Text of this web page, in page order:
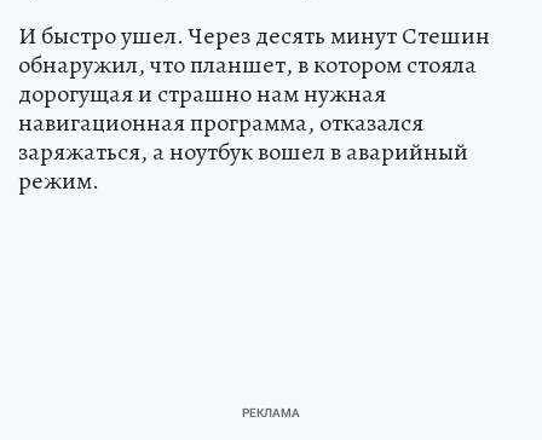
И быстро ушел. Через десять минут Стешин
обнаружил, что планшет, в котором стояла
дорогущая и страшно нам нужная
навигационная программа, отказался
заряжаться, а ноутбук вошел в аварийный
режим.